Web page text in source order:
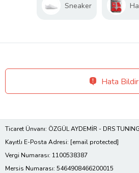
Sneaker
Hata Bildir
Ticaret Ünvanı: ÖZGÜL AYDEMİR - DRS TUNING
Kayıtlı E-Posta Adresi: [email protected]
Vergi Numarası: 1100538387
Mersis Numarası: 5464908466200015